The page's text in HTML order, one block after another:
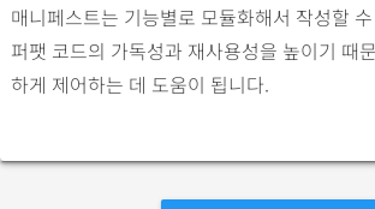
매니페스트는 기능별로 모듈화해서 작성할
퍼팻 코드의 가독성과 재사용성을 높이기 때
하게 제어하는 데 도움이 됩니다.